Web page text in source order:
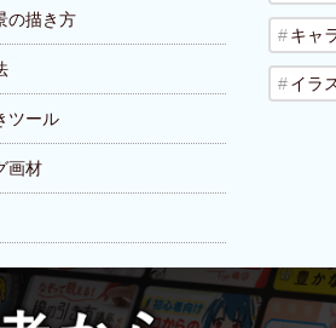
の描き方
ツール
画材
キャ
イラ